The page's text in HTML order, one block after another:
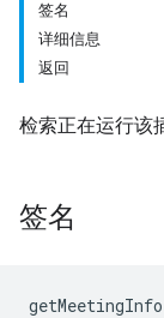
签名
详细信息
返回
检索正在运行该
签名
getMeetingInfo